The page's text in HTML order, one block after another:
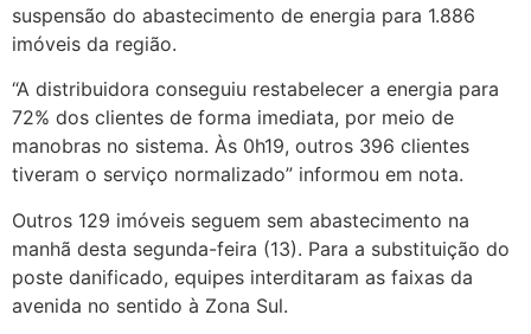
suspensão do abastecimento de energia para 1.886
imóveis da região.
“A distribuidora conseguiu restabelecer a energia para
72% dos clientes de forma imediata, por meio de
manobras no sistema. Às 0h19, outros 396 clientes
tiveram o serviço normalizado” informou em nota.
Outros 129 imóveis seguem sem abastecimento na
manhã desta segunda-feira (13). Para a substituição do
poste danificado, equipes interditaram as faixas da
avenida no sentido à Zona Sul.